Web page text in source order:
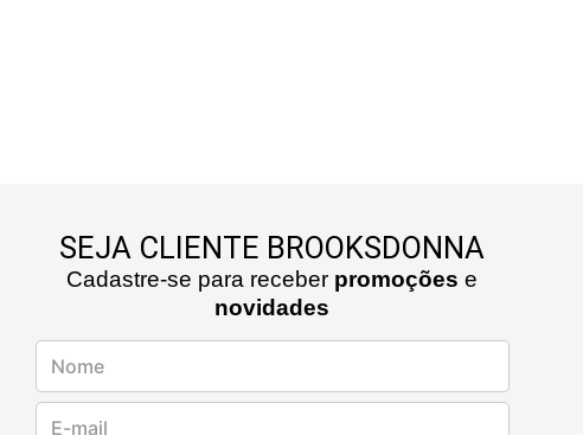
SEJA CLIENTE BROOKSDONNA
Cadastre-se para receber promoções e
novidades